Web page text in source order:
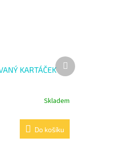
KARTÁČEK
Skladem
Do košíku
Další
produkt